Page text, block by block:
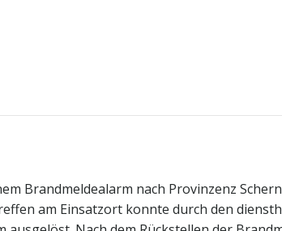
Brandmeldealarm nach Provinzenz
am Einsatzort konnte durch den